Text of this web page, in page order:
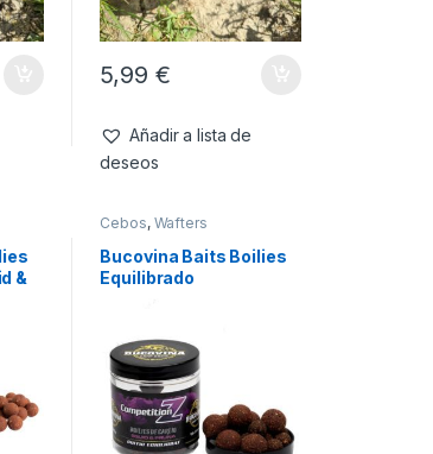
5,99 €
Añadir a lista de
deseos
&
Cebos, Wafters
Bucovina Baits Boilies
Equilibrado